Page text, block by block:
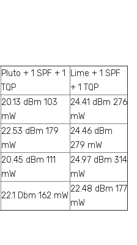
Pluto + 1 SPF + 1
TQP
Lime + 1 SPF
+ 1 TQP
20.13 dBm 103
mW
24.41 dBm 276
mW
22.53 dBm 179
mW
24.46 dBm
279 mW
20.45 dBm 111
mW
24.97 dBm 314
mW
22.1 Dbm 162 mW
22.48 dBm 177
mW